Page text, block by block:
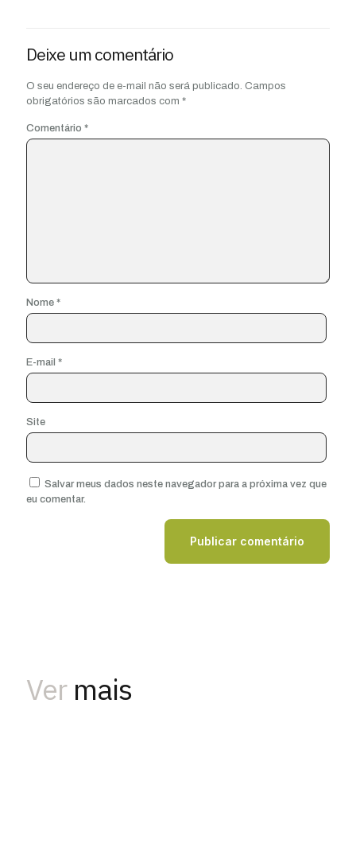
Deixe um comentário
O seu endereço de e-mail não será publicado. Campos
obrigatórios são marcados com *
Comentário *
Nome *
E-mail *
Site
Salvar meus dados neste navegador para a próxima vez que
eu comentar.
Ver mais